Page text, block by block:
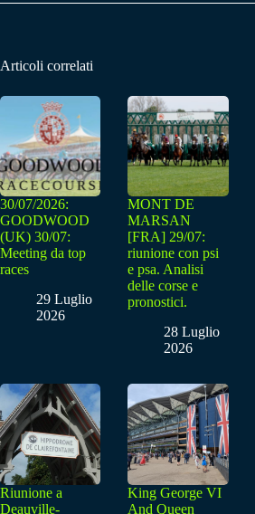
Articoli correlati
30/07/2026:
GOODWOOD
(UK) 30/07:
Meeting da top
races
29 Luglio
2026
MONT DE
MARSAN
[FRA] 29/07:
riunione con psi
e psa. Analisi
delle corse e
pronostici.
28 Luglio
2026
Riunione a
Deauville-
King George VI
And Queen